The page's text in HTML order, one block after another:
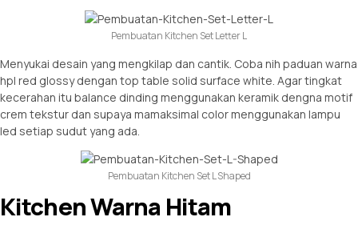
Pembuatan Kitchen Set Letter L
Menyukai desain yang mengkilap dan cantik. Coba nih paduan warna
hpl red glossy dengan top table solid surface white. Agar tingkat
kecerahan itu balance dinding menggunakan keramik dengna motif
crem tekstur dan supaya mamaksimal color menggunakan lampu
led setiap sudut yang ada.
Pembuatan Kitchen Set L Shaped
Kitchen Warna Hitam